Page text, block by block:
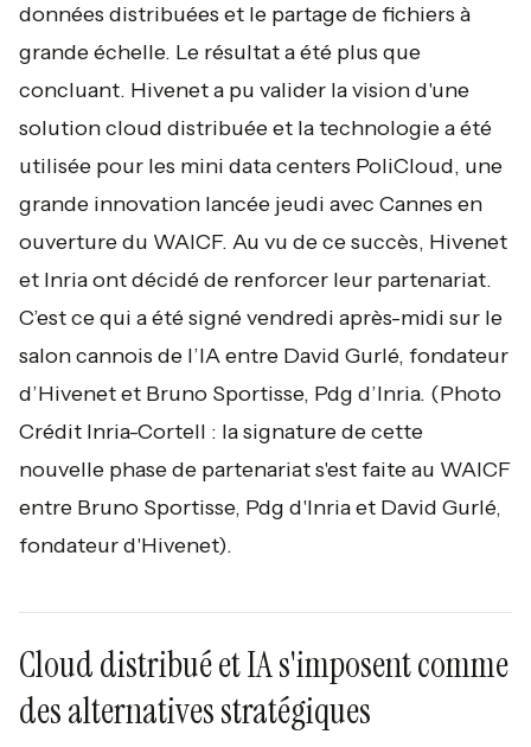
données distribuées et le partage de fichiers à
grande échelle. Le résultat a été plus que
concluant. Hivenet a pu valider la vision d'une
solution cloud distribuée et la technologie a été
utilisée pour les mini data centers PoliCloud, une
grande innovation lancée jeudi avec Cannes en
ouverture du WAICF. Au vu de ce succès, Hivenet
et Inria ont décidé de renforcer leur partenariat.
C’est ce qui a été signé vendredi après-midi sur le
salon cannois de l’IA entre David Gurlé, fondateur
d’Hivenet et Bruno Sportisse, Pdg d’Inria. (Photo
Crédit Inria-Cortell : la signature de cette
nouvelle phase de partenariat s'est faite au WAICF
entre Bruno Sportisse, Pdg d'Inria et David Gurlé,
fondateur d'Hivenet).
Cloud distribué et IA s'imposent comme
des alternatives stratégiques